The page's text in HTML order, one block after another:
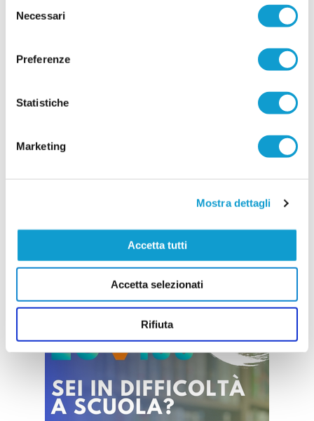
delNecessari
Preferenze
Statistiche
Marketing
Mostra dettagli
Accetta tutti
Accetta selezionati
Rifiuta
ambizioso: le novità
costruire con decisione la rosa che affronterà la
stagione 2026/2027, puntando su un mix di
Potenza Picena ha ufficializzato una serie di
mister Malatesta